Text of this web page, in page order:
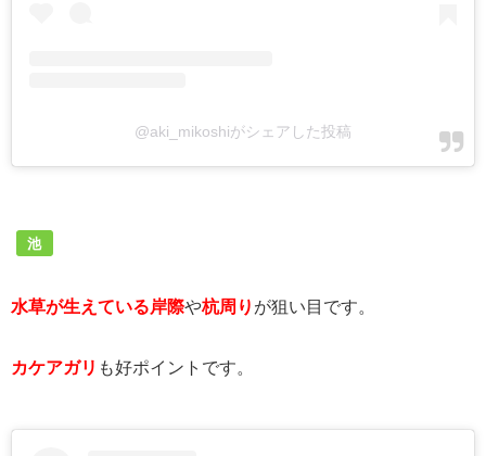
@aki_mikoshiがシェアした投稿
池
水草が生えている岸際や杭周り が狙い目です。
カケアガリ も好ポイントです。